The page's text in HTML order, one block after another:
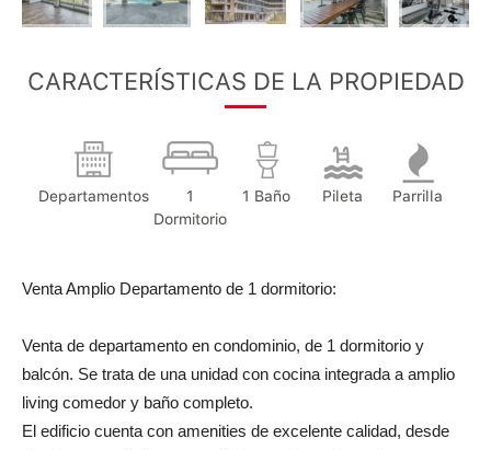
CARACTERÍSTICAS DE LA PROPIEDAD
Departamentos
1
Dormitorio
1 Baño Pileta Parrilla
Venta Amplio Departamento de 1 dormitorio:
Venta de departamento en condominio, de 1 dormitorio y
balcón. Se trata de una unidad con cocina integrada a amplio
living comedor y baño completo.
El edificio cuenta con amenities de excelente calidad, desde